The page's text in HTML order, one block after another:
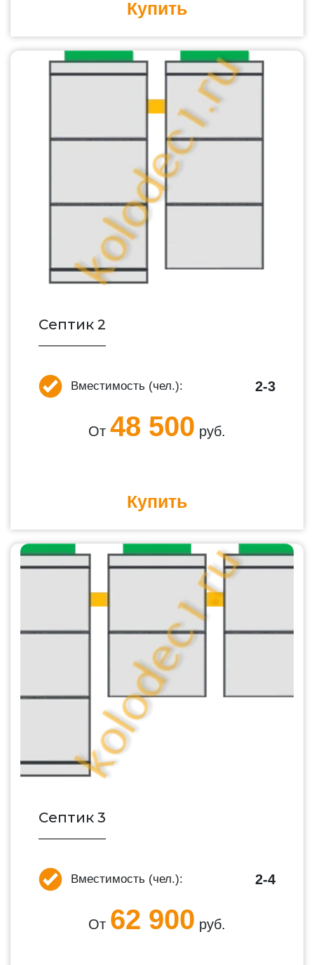
Купить
Септик 2
Вместимость (чел.): 2-3
От 48 500 руб.
Купить
Септик 3
Вместимость (чел.): 2-4
От 62 900 руб.